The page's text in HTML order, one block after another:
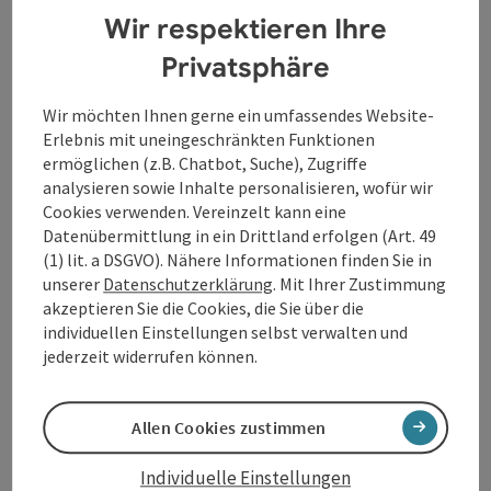
Beitrag merken: Schloss Rannariedl
Schloss Rannariedl
Herzlich willkommen im Schloss Rannariedl.
Neustift im Mühlkreis
Öffnungszeiten
MO Montag geöffnet
DIDienstag geöffnet
MIMittwoch geöffnet
DODonnerstag geöffnet
FR Freitag geöffnet
SASamstag geöffnet
SOSonntag geöffnet
FEFeiertag geöffnet
Beitrag merken: Schoko-Laden Wöss
DER SCHOKO-LADEN VON KURT UND KARINA WÖSS IN
PÜHRET IM MÜHLVIERTEL: HANDGEMACHTE
SCHOKOLADENKUNST MIT REGIONALEM CHARAKTER
Neustift im Mühlkreis
Wir respektieren Ihre
Privatsphäre
Wir möchten Ihnen gerne ein umfassendes Website-
Erlebnis mit uneingeschränkten Funktionen
ermöglichen (z.B. Chatbot, Suche), Zugriffe
analysieren sowie Inhalte personalisieren, wofür wir
Cookies verwenden. Vereinzelt kann eine
Datenübermittlung in ein Drittland erfolgen (Art. 49
(1) lit. a DSGVO). Nähere Informationen finden Sie in
unserer Datenschutzerklärung. Mit Ihrer Zustimmung
akzeptieren Sie die Cookies, die Sie über die
individuellen Einstellungen selbst verwalten und
jederzeit widerrufen können.
Individuelle Einstellungen
Allen Cookies zustimmen